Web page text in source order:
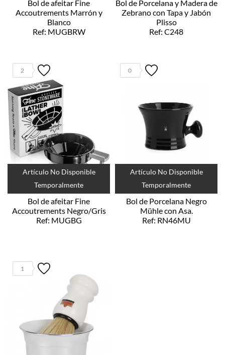
Bol de afeitar Fine
Accoutrements Marrón y
Blanco
Ref: MUGBRW
Bol de Porcelana y Madera de
Zebrano con Tapa y Jabón
Plisso
Ref: C248
Artículo No Disponible
Temporalmente
2
Bol de afeitar Fine
Accoutrements Negro/Gris
Ref: MUGBG
Artículo No Disponible
Temporalmente
0
Bol de Porcelana Negro
Mühle con Asa.
Ref: RN46MU
1